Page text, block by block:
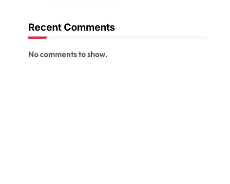
Recent Comments
No comments to show.